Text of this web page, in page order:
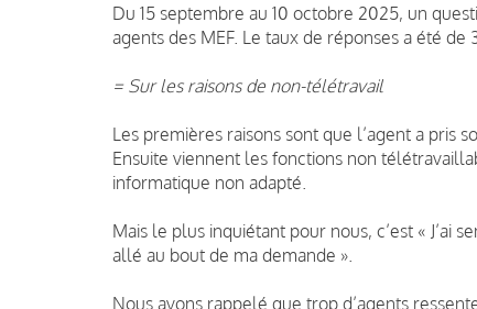
Du 15 septembre au 10 octobre 2025, un
agents des MEF. Le taux de réponses a été
= Sur les raisons de non-télétravail
Les premières raisons sont que l’agent a pris
Ensuite viennent les fonctions non
informatique non adapté.
Mais le plus inquiétant pour nous, c’est « J’ai
allé au bout de ma demande ».
Nous avons rappelé que trop d’agents